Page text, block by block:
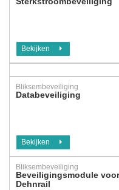
Bekijken
Bliksembeveiliging
Databeveiliging
Bekijken
Bliksembeveiliging
Beveiligingsmodule voor
Dehnrail